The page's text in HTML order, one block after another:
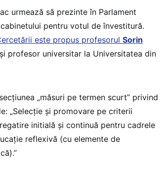
urmează să prezinte în Parlament
pentru votul de învestitură.
este propus profesorul Sorin
profesor universitar la Universitatea din
„măsuri pe termen scurt” privind
„Selecție și promovare pe criterii
initială și continuă pentru cadrele
reflexivă (cu elemente de